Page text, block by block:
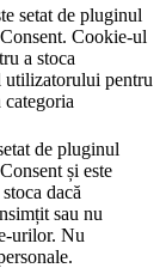
setat de pluginul
Cookie-ul
a stoca
utilizatorului pentru
de pluginul
și este
dacă
sau nu
urilor. Nu